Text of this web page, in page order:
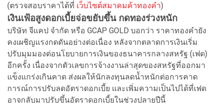
(ตรวจสอบราคาได้ที่ เว็บไซต์สมาคมค้าทองคำ)
เงินเฟ้อสูงดอกเบี้ยจ่อขยับขึ้น กดทองร่วงหนัก
บริษัท จีแคป จำกัด หรือ GCAP GOLD บอกว่า ราคาทองคำยัง
คงเผชิญแรงกดดันอย่างต่อเนื่อง หลังจากตลาดการเงินเริ่ม
ปรับมุมมองต่อนโยบายการเงินของธนาคารกลางสหรัฐ (เฟด)
อีกครั้ง เนื่องจากตัวเลขการจ้างงานล่าสุดของสหรัฐที่ออกมา
แข็งแกร่งเกินคาด ส่งผลให้นักลงทุนลดน้ำหนักต่อการคาด
การณ์การปรับลดอัตราดอกเบี้ย และเพิ่มความเป็นไปได้ที่เฟด
อาจกลับมาปรับขึ้นอัตราดอกเบี้ยในช่วงปลายปีนี้